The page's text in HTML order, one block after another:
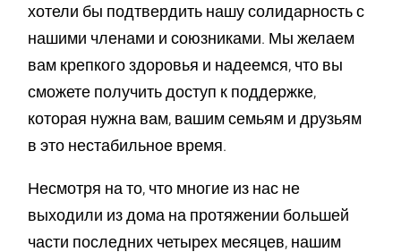
хотели бы подтвердить нашу солидарность с
нашими членами и союзниками. Мы желаем
вам крепкого здоровья и надеемся, что вы
сможете получить доступ к поддержке,
которая нужна вам, вашим семьям и друзьям
в это нестабильное время.
Несмотря на то, что многие из нас не
выходили из дома на протяжении большей
части последних четырех месяцев, нашим